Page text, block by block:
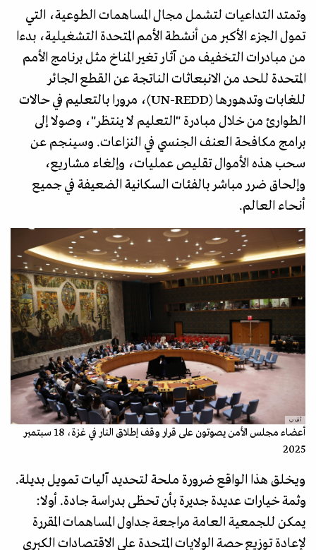
وتمتد التداعيات لتشمل مجال المساهمات الطوعية، التي
تمول الجزء الأكبر من أنشطة الأمم المتحدة التشغيلية، بدءا
من مبادرات التخفيف من آثار تغير المناخ مثل برنامج الأمم
المتحدة للحد من الانبعاثات الناتجة عن القطع الجائر
للغابات وتدهورها (UN-REDD)، مرورا بالتعليم في حالات
الطوارئ من خلال مبادرة "التعليم لا ينتظر"، وصولا إلى
برامج مكافحة العنف الجنسي في النزاعات. وسينجم عن
سحب هذه الأموال تقليص عمليات، وإلغاء مشاريع،
وإلحاق ضرر مباشر بالفئات السكانية الضعيفة في جميع
أنحاء العالم.
أ ف ب
أعضاء مجلس الأمن يصوتون على قرار وقف إطلاق النار في غزة، 18 سبتمبر
2025
ويخلق هذا الواقع ضرورة ملحة لتحديد آليات تمويل بديلة.
وثمة خيارات عديدة جديرة بأن تحظى بدراسة جادة. أولا:
يمكن للجمعية العامة مراجعة جداول المساهمات المقررة
لإعادة توزيع حصة الولايات المتحدة على الاقتصادات الكبرى